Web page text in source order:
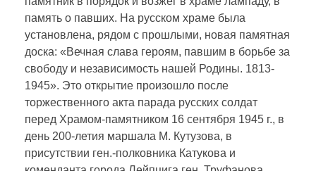
память о павших. На русском храме была
установлена, рядом с прошлыми, новая памятная
доска: «Вечная слава героям, павшим в борьбе за
свободу и независимость нашей Родины. 1813-
1945». Это открытие произошло после
торжественного акта парада русских солдат
перед Храмом-памятником 16 сентября 1945 г., в
день 200-летия маршала М. Кутузова, в
присутствии ген.-полковника Катукова и